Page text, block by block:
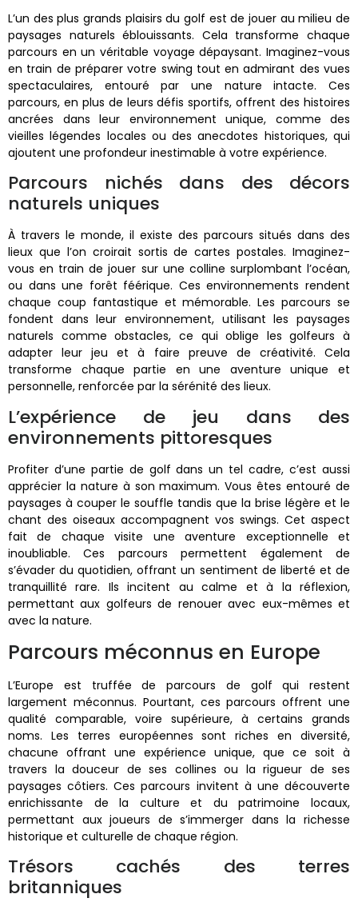
L’un des plus grands plaisirs du golf est de jouer au milieu de
paysages naturels éblouissants. Cela transforme chaque
parcours en un véritable voyage dépaysant. Imaginez-vous
en train de préparer votre swing tout en admirant des vues
spectaculaires, entouré par une nature intacte. Ces
parcours, en plus de leurs défis sportifs, offrent des histoires
ancrées dans leur environnement unique, comme des
vieilles légendes locales ou des anecdotes historiques, qui
ajoutent une profondeur inestimable à votre expérience.
Parcours nichés dans des décors
naturels uniques
À travers le monde, il existe des parcours situés dans des
lieux que l’on croirait sortis de cartes postales. Imaginez-
vous en train de jouer sur une colline surplombant l’océan,
ou dans une forêt féérique. Ces environnements rendent
chaque coup fantastique et mémorable. Les parcours se
fondent dans leur environnement, utilisant les paysages
naturels comme obstacles, ce qui oblige les golfeurs à
adapter leur jeu et à faire preuve de créativité. Cela
transforme chaque partie en une aventure unique et
personnelle, renforcée par la sérénité des lieux.
L’expérience de jeu dans des
environnements pittoresques
Profiter d’une partie de golf dans un tel cadre, c’est aussi
apprécier la nature à son maximum. Vous êtes entouré de
paysages à couper le souffle tandis que la brise légère et le
chant des oiseaux accompagnent vos swings. Cet aspect
fait de chaque visite une aventure exceptionnelle et
inoubliable. Ces parcours permettent également de
s’évader du quotidien, offrant un sentiment de liberté et de
tranquillité rare. Ils incitent au calme et à la réflexion,
permettant aux golfeurs de renouer avec eux-mêmes et
avec la nature.
Parcours méconnus en Europe
L’Europe est truffée de parcours de golf qui restent
largement méconnus. Pourtant, ces parcours offrent une
qualité comparable, voire supérieure, à certains grands
noms. Les terres européennes sont riches en diversité,
chacune offrant une expérience unique, que ce soit à
travers la douceur de ses collines ou la rigueur de ses
paysages côtiers. Ces parcours invitent à une découverte
enrichissante de la culture et du patrimoine locaux,
permettant aux joueurs de s’immerger dans la richesse
historique et culturelle de chaque région.
Trésors cachés des terres
britanniques